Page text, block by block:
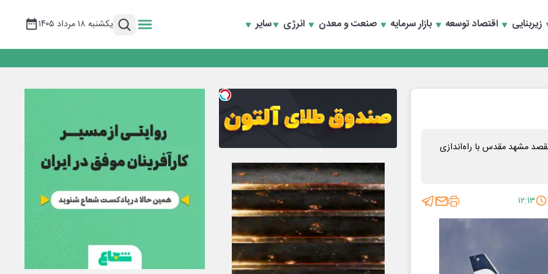
زیربنایی اقتصاد توسعه بازار سرمایه صنعت و معدن انرژی سایر یکشنبه ۱۸ مرداد ۱۴۰۵
به خصوصی‌ها
به خصوصی‌ها
مشهد مقدس با راه‌اندازی
۱۲:۱۳